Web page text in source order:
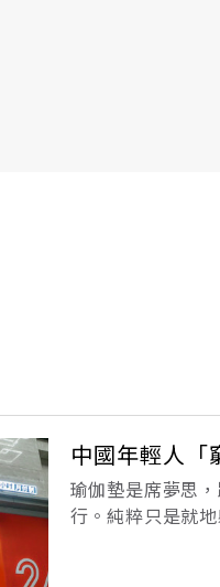
中國年輕人「
瑜伽墊是席夢思
行。純粹只是就